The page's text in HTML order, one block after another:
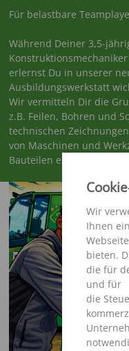
Wir
Ihnen
bieten.
die für
und für
die
Für belastbare
Während Deiner 3,5-
erlernst Du in unserer
Ausbildungswerkstatt
Wir vermitteln Dir die
z.B. Feilen, Bohren und
technischen
von Maschinen und
Bauteilen eingewiesen